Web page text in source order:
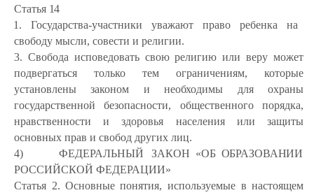
Статья 14
1. Государства-участники уважают право ребенка на
свободу мысли, совести и религии.
3. Свобода исповедовать свою религию или веру может
подвергаться только тем ограничениям, которые
установлены законом и необходимы для охраны
государственной безопасности, общественного порядка,
нравственности и здоровья населения или защиты
основных прав и свобод других лиц.
4)
ФЕДЕРАЛЬНЫЙ ЗАКОН «ОБ ОБРАЗОВАНИИ
РОССИЙСКОЙ ФЕДЕРАЦИИ»
Статья 2. Основные понятия, используемые в настоящем